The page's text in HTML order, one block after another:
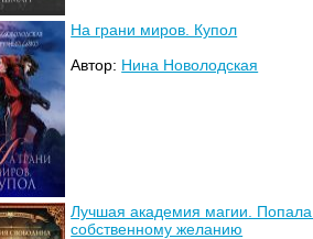
На грани миров. Купол
Автор: Нина Новолодская
Лучшая академия магии.
собственному желанию